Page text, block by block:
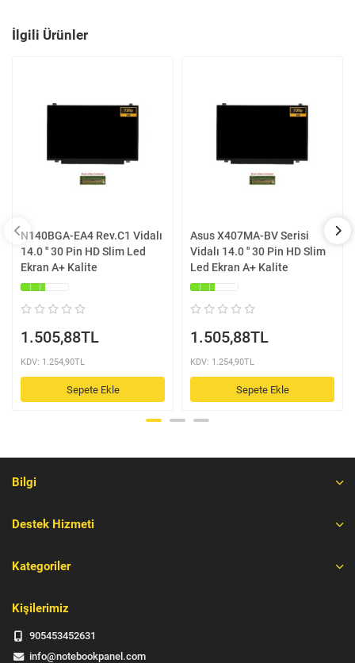
İlgili Ürünler
N140BGA-EA4 Rev.C1 Vidalı
14.0 '' 30 Pin HD Slim Led
Ekran A+ Kalite
1.505,88TL
KDV: 1.254,90TL
Sepete Ekle
Asus X407MA-BV Serisi
Vidalı 14.0 '' 30 Pin HD Slim
Led Ekran A+ Kalite
1.505,88TL
KDV: 1.254,90TL
Sepete Ekle
Bilgi
Destek Hizmeti
Kategoriler
Kişilerimiz
905453452631
info@notebookpanel.com